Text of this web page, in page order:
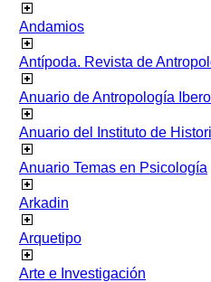
Andamios
Antípoda. Revista de
Anuario de Antropología
Anuario del Instituto de
Anuario Temas en Psicología
Arkadin
Arquetipo
Arte e Investigación